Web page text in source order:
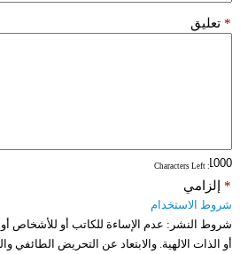
تعليق *
: Characters Left
إلزامي *
شروط الاستخدام
شروط النشر: عدم الإساءة للكاتب أو للأشخاص
أو الذات الالهية. والابتعاد عن التحريض الطائفي